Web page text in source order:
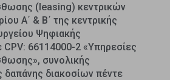
(leasing) κεντρικών
Α΄ & Β΄ της κεντρικής
Ψηφιακής
66114000-2 «Υπηρεσίες
συνολικής
δαπάνης διακοσίων πέντε